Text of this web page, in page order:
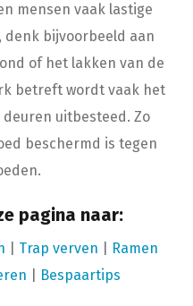
mensen vaak lastige
bijvoorbeeld aan
of het lakken van de
betreft wordt vaak het
uitbesteed. Zo
beschermd is tegen
pagina naar:
Trap verven
Ramen
Bespaartips